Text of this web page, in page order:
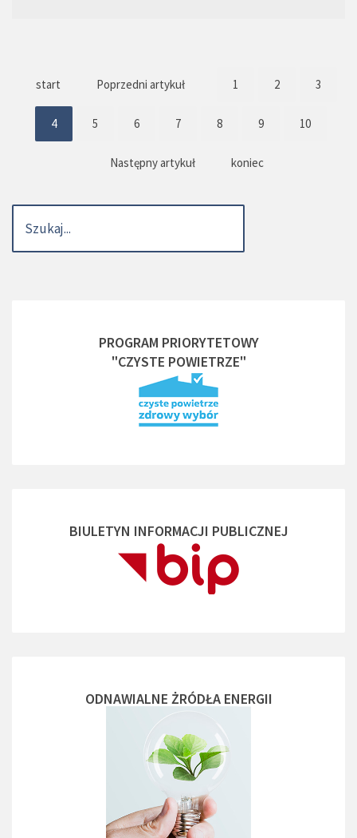
start Poprzedni artykuł 1 2 3
4 5 6 7 8 9 10
Następny artykuł koniec
PROGRAM PRIORYTETOWY
"CZYSTE POWIETRZE"
BIULETYN INFORMACJI PUBLICZNEJ
ODNAWIALNE ŻRÓDŁA ENERGII